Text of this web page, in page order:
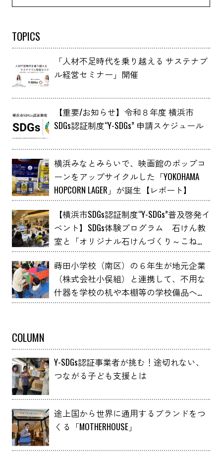
TOPICS
「人材不足時代を乗り越える サステナブ
ル経営セミナー」開催
【重要/お知らせ】令和８年度 横浜市
SDGs認証制度“Y-SDGs” 申請スケジュール
横浜みなとみらいで、映画館のポップコ
ーンをアップサイクルした「YOKOHAMA
HOPCORN LAGER」が誕生【レポート】
【横浜市SDGs認証制度“Y-SDGs”普及啓発イ
ベント】SDGs体験プログラム 石けん教
室と「オリジナル石けんづくり～こねこ
ね石けん～」 YOXO FESTIVALに出展
蒔田小学校（南区）の６年生が地元企業
（株式会社小俣組）と連携して、不用な
什器を学校の机や本棚等の学校備品へア
ップサイクルしました！
COLUMN
Y-SDGs認証事業者が挑む！途切れない、
つながる子ども支援とは
途上国から世界に通用するブランドをつ
くる「MOTHERHOUSE」